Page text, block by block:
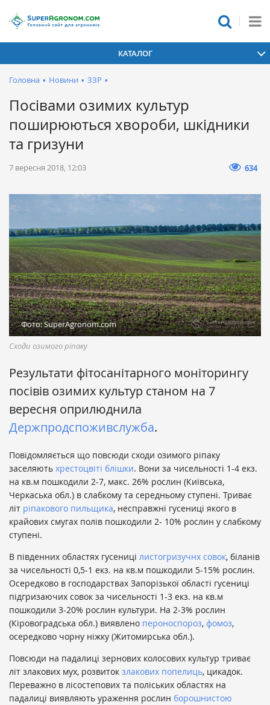
КАТАЛОГ
Головна • Новини • ЗЗР •
Посівами озимих культур
поширюються хвороби, шкідники
та гризуни
7 вересня 2018, 12:03 634
Фото: SuperAgronom.com
Сходи озимого ріпаку
Результати фітосанітарного моніторингу
посівів озимих культур станом на 7
вересня оприлюднила
Держпродспоживслужба.
Повідомляється що повсюди сходи озимого ріпаку
заселяють хрестоцвіті блішки. Вони за чисельності 1-4 екз.
на кв.м пошкодили 2-7, макс. 26% рослин (Київська,
Черкаська обл.) в слабкому та середньому ступені. Триває
літ ріпакового пильщика, несправжні гусениці якого в
крайових смугах полів пошкодили 2- 10% рослин у слабкому
ступені.
В південних областях гусениці листогризучнх совок, біланів
за чисельності 0,5-1 екз. на кв.м пошкодили 5-15% рослин.
Осередково в господарствах Запорізької області гусениці
підгризаючих совок за чисельності 1-3 екз. на кв.м
пошкодили 3-20% рослин культури. На 2-3% рослин
(Кіровоградська обл.) виявлено пероноспороз, фомоз,
осередково чорну ніжку (Житомирська обл.).
Повсюди на падалиці зернових колосових культур триває
літ злакових мух, розвиток злакових попелиць, цикадок.
Переважно в лісостепових та поліських областях на
падалиці виявляють ураження рослин борошнистою